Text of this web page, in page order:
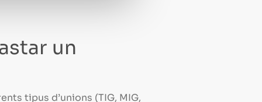
un
tipus d’unions (TIG, MIG,